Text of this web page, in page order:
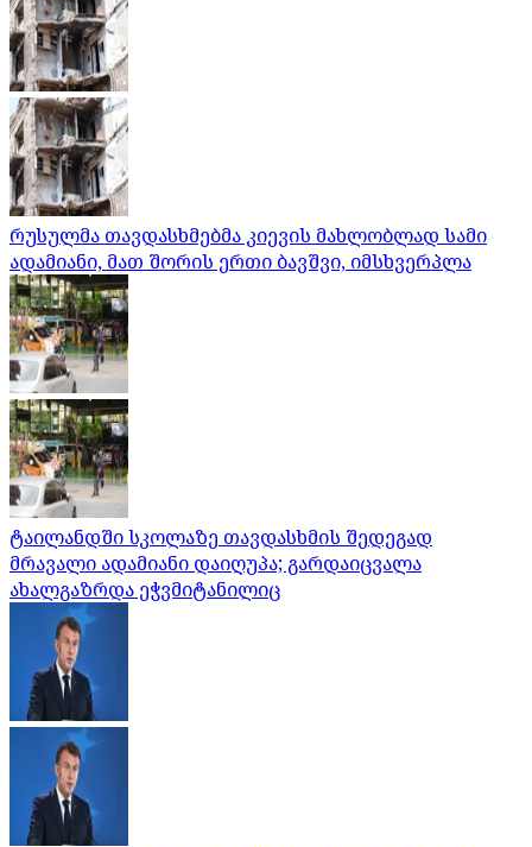
რუსულმა თავდასხმებმა კიევის მახლობლად სამი
ადამიანი, მათ შორის ერთი ბავშვი, იმსხვერპლა
ტაილანდში სკოლაზე თავდასხმის შედეგად
მრავალი ადამიანი დაიღუპა; გარდაიცვალა
ახალგაზრდა ეჭვმიტანილიც